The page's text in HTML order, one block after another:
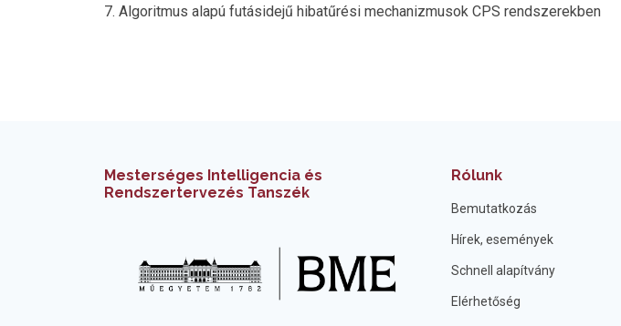
7. Algoritmus alapú futásidejű hibatűrési mechanizmusok CPS rendszerekben
Mesterséges Intelligencia és
Rendszertervezés Tanszék
Rólunk
Bemutatkozás
Hírek, események
Schnell alapítvány
Elérhetőség